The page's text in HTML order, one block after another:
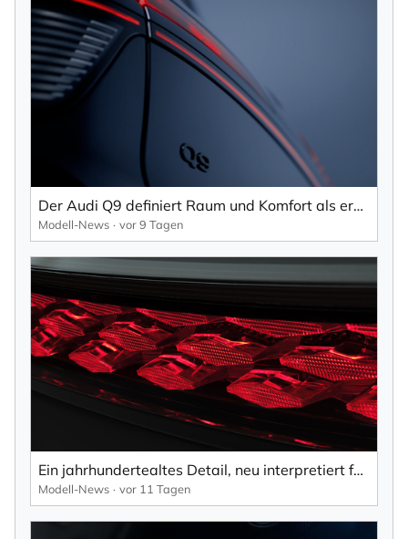
Der Audi Q9 definiert Raum und Komfort als erster seiner Art.
Modell-News vor 9 Tagen
Ein jahrhundertealtes Detail, neu interpretiert für eine neue Generation.
Modell-News vor 11 Tagen
NEWSLETTER ABONNIEREN
Vorname
Nachname
Ihre E-Mail-Adresse
Ich willige in den Empfang des Newsletters ein,
den ich jederzeit mit dem Link im Newsletter
selbst abbestellen kann.
Mit der Eintragung für den Newsletter bestätigen Sie die Verarbeitung